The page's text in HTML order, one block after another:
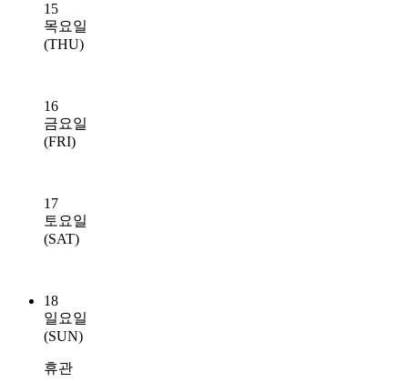
15
목요일
(THU)
16
금요일
(FRI)
17
토요일
(SAT)
18
일요일
(SUN)
휴관